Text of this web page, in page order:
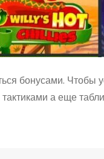
бонусами.
а еще